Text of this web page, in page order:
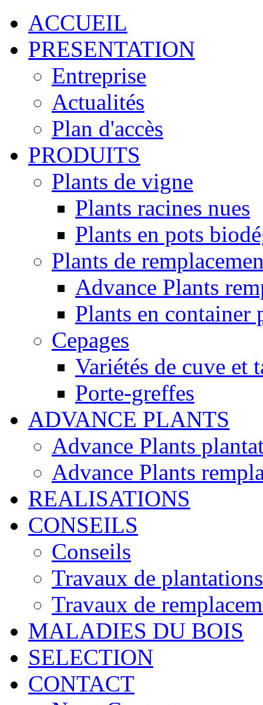
ACCUEIL
PRESENTATION
Entreprise
Actualités
Plan d'accès
PRODUITS
Plants de vigne
Plants racines nues
Plants en pots
Plants de
Advance Plants
Plants en container
Cepages
Variétés de cuve et
Porte-greffes
ADVANCE PLANTS
Advance Plants
Advance Plants
REALISATIONS
CONSEILS
Conseils
Travaux de plantations
Travaux de
MALADIES DU BOIS
SELECTION
CONTACT